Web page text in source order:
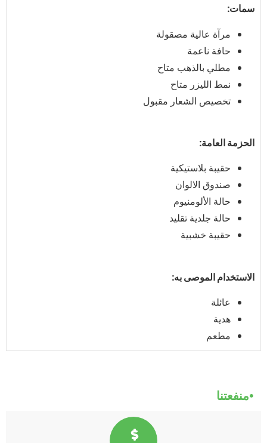
سمات:
مرآة عالية مصقولة
حافة ناعمة
مطلي بالذهب متاح
نمط الليزر متاح
تخصيص الشعار مقبول
الحزمة العامة:
حقيبة بلاستيكية
صندوق الالوان
حالة الألومنيوم
حالة جلدية تقليد
حقيبة خشبية
الاستخدام الموصى به:
عائلة
هدية
مطعم
منفعتنا